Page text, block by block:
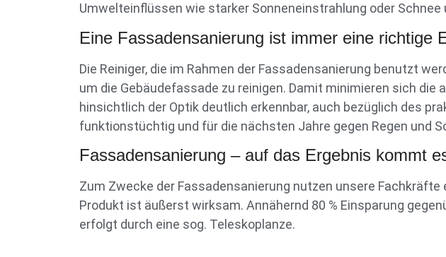
Umwelteinflüssen wie starker Sonneneinstrahlung oder Schnee
Eine Fassadensanierung ist immer eine richtige
Die Reiniger, die im Rahmen der Fassadensanierung benutzt
um die Gebäudefassade zu reinigen. Damit minimieren sich
hinsichtlich der Optik deutlich erkennbar, auch bezüglich des
funktionstüchtig und für die nächsten Jahre gegen Regen und
Fassadensanierung – auf das Ergebnis kommt
Zum Zwecke der Fassadensanierung nutzen unsere
Produkt ist äußerst wirksam. Annähernd 80 % Einsparung
erfolgt durch eine sog. Teleskoplanze.